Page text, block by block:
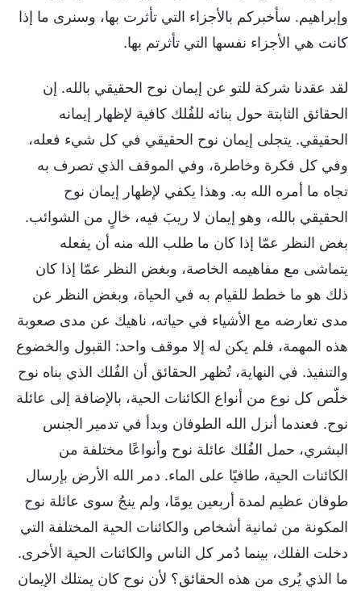
وإبراهيم. سأخبركم بالأجزاء التي تأثرت بها، وسنرى ما إذا
كانت هي الأجزاء نفسها التي تأثرتم بها.
لقد عقدنا شركة للتو عن إيمان نوح الحقيقي بالله. إن
الحقائق الثابتة حول بنائه للفُلك كافية لإظهار إيمانه
الحقيقي. يتجلى إيمان نوح الحقيقي في كل شيء فعله،
وفي كل فكرة وخاطرة، وفي الموقف الذي تصرف به
تجاه ما أمره الله به. وهذا يكفي لإظهار إيمان نوح
الحقيقي بالله، وهو إيمان لا ريبَ فيه، خالٍ من الشوائب.
بغض النظر عمّا إذا كان ما طلب الله منه أن يفعله
يتماشى مع مفاهيمه الخاصة، وبغض النظر عمّا إذا كان
ذلك هو ما خطط للقيام به في الحياة، وبغض النظر عن
مدى تعارضه مع الأشياء في حياته، ناهيك عن مدى صعوبة
هذه المهمة، فلم يكن له إلا موقف واحد: القبول والخضوع
والتنفيذ. في النهاية، تُظهر الحقائق أن الفُلك الذي بناه نوح
خلّص كل نوع من أنواع الكائنات الحية، بالإضافة إلى عائلة
نوح. فعندما أنزل الله الطوفان وبدأ في تدمير الجنس
البشري، حمل الفُلك عائلة نوح وأنواعًا مختلفة من
الكائنات الحية، طافيًا على الماء. دمر الله الأرض بإرسال
طوفان عظيم لمدة أربعين يومًا، ولم ينجُ سوى عائلة نوح
المكونة من ثمانية أشخاص والكائنات الحية المختلفة التي
دخلت الفلك، بينما دُمر كل الناس والكائنات الحية الأخرى.
ما الذي يُرى من هذه الحقائق؟ لأن نوح كان يمتلك الإيمان